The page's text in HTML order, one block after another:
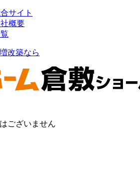
サイト
概要
改築なら
ございません